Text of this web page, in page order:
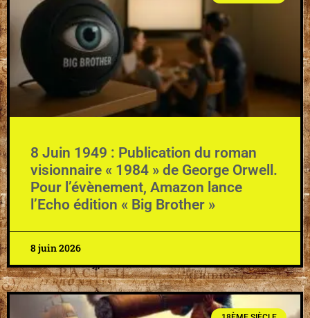
8 Juin 1949 : Publication du roman
visionnaire « 1984 » de George Orwell.
Pour l’évènement, Amazon lance
l’Echo édition « Big Brother »
8 juin 2026